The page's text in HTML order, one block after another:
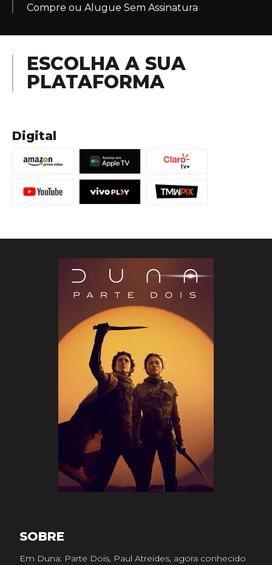
Compre ou Alugue Sem Assinatura
ESCOLHA A SUA
PLATAFORMA
Digital
SOBRE
Em Duna: Parte Dois, Paul Atreides, agora conhecido